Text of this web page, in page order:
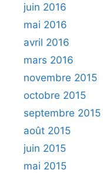
juin 2016
mai 2016
avril 2016
mars 2016
novembre 2015
octobre 2015
septembre 2015
août 2015
juin 2015
mai 2015